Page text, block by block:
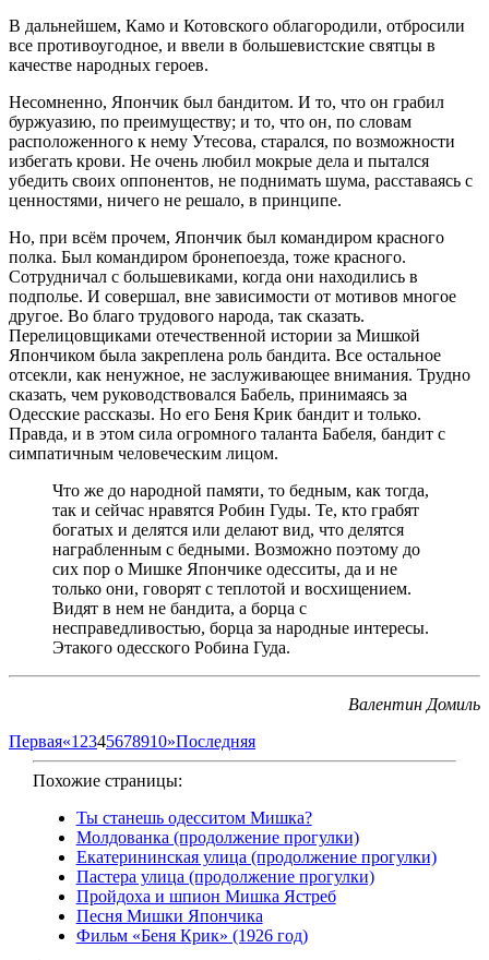
В дальнейшем, Камо и Котовского облагородили, отбросили
все противоугодное, и ввели в большевистские святцы в
качестве народных героев.
Несомненно, Япончик был бандитом. И то, что он грабил
буржуазию, по преимуществу; и то, что он, по словам
расположенного к нему Утесова, старался, по возможности
избегать крови. Не очень любил мокрые дела и пытался
убедить своих оппонентов, не поднимать шума, расставаясь с
ценностями, ничего не решало, в принципе.
Но, при всём прочем, Япончик был командиром красного
полка. Был командиром бронепоезда, тоже красного.
Сотрудничал с большевиками, когда они находились в
подполье. И совершал, вне зависимости от мотивов многое
другое. Во благо трудового народа, так сказать.
Перелицовщиками отечественной истории за Мишкой
Япончиком была закреплена роль бандита. Все остальное
отсекли, как ненужное, не заслуживающее внимания. Трудно
сказать, чем руководствовался Бабель, принимаясь за
Одесские рассказы. Но его Беня Крик бандит и только.
Правда, и в этом сила огромного таланта Бабеля, бандит с
симпатичным человеческим лицом.
Что же до народной памяти, то бедным, как тогда,
так и сейчас нравятся Робин Гуды. Те, кто грабят
богатых и делятся или делают вид, что делятся
награбленным с бедными. Возможно поэтому до
сих пор о Мишке Япончике одесситы, да и не
только они, говорят с теплотой и восхищением.
Видят в нем не бандита, а борца с
несправедливостью, борца за народные интересы.
Этакого одесского Робина Гуда.
Валентин Домиль
Первая«1 2345678910»Последняя
Похожие страницы:
Ты станешь одесситом Мишка?
Молдованка (продолжение прогулки)
Екатерининская улица (продолжение прогулки)
Пастера улица (продолжение прогулки)
Пройдоха и шпион Мишка Ястреб
Песня Мишки Япончика
Фильм «Беня Крик» (1926 год)